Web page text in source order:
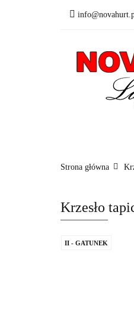
Strona główna
Krzesło
II - GATUNEK